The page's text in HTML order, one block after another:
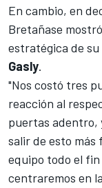
En cambio, en
Bretañase
estratégica de
Gasly.
"Nos costó tres
reacción al
puertas adentro,
salir de esto más
equipo todo el fin
centraremos en